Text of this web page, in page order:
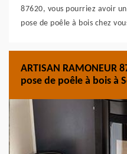
87620, vous pourriez avoir
pose de poêle à bois chez
ARTISAN RAMONEUR
pose de poêle à bois à